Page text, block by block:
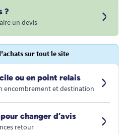
?
un devis
sur tout le site
ou en point relais
encombrement et destination
changer d’avis
retour